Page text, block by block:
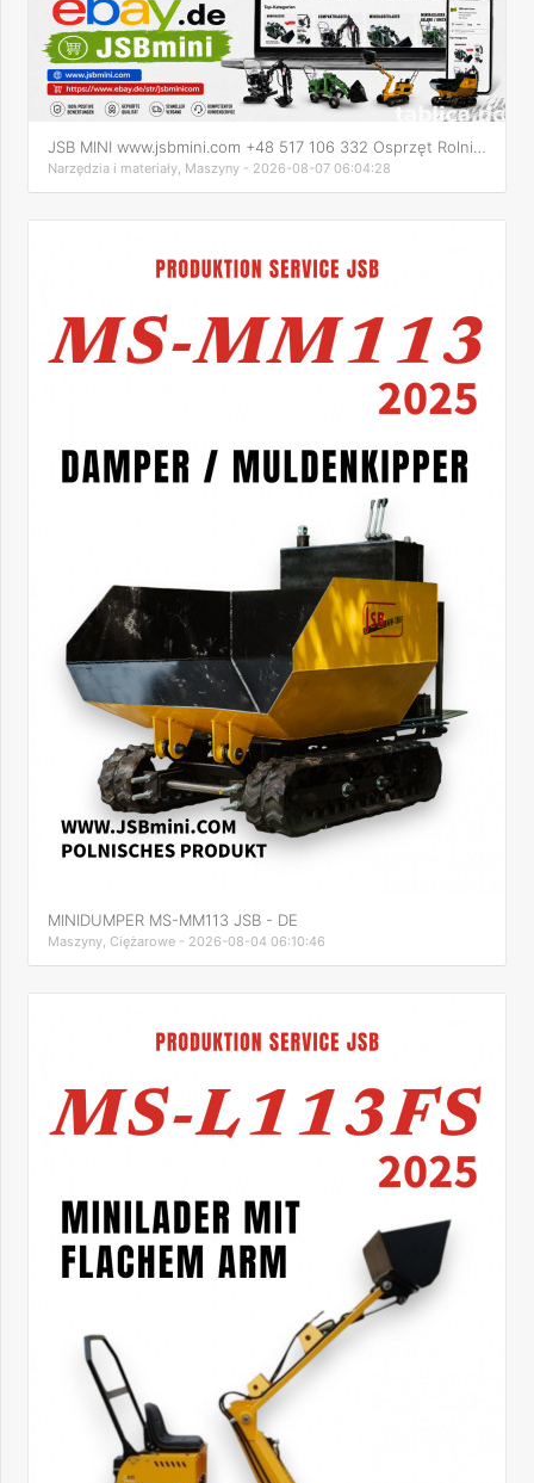
Narzędzia i materiały, Maszyny - 2026-08-07 06:04:28
MINIDUMPER MS-MM113 JSB - DE
Maszyny, Ciężarowe - 2026-08-04 06:10:46